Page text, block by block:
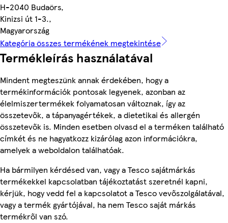
H-2040 Budaörs,
Kinizsi út 1-3.,
Magyarország
Kategória összes termékének megtekintése
Termékleírás használatával
Mindent megteszünk annak érdekében, hogy a
termékinformációk pontosak legyenek, azonban az
élelmiszertermékek folyamatosan változnak, így az
összetevők, a tápanyagértékek, a dietetikai és allergén
összetevők is. Minden esetben olvasd el a terméken található
címkét és ne hagyatkozz kizárólag azon információkra,
amelyek a weboldalon találhatóak.
Ha bármilyen kérdésed van, vagy a Tesco sajátmárkás
termékekkel kapcsolatban tájékoztatást szeretnél kapni,
kérjük, hogy vedd fel a kapcsolatot a Tesco vevőszolgálatával,
vagy a termék gyártójával, ha nem Tesco saját márkás
termékről van szó.